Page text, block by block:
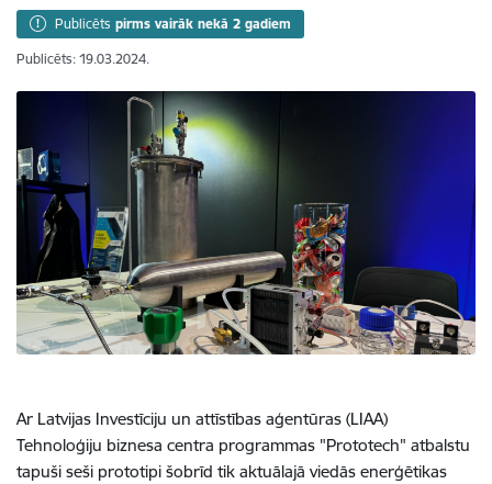
Publicēts pirms vairāk nekā 2 gadiem
Publicēts: 19.03.2024.
Ar Latvijas Investīciju un attīstības aģentūras (LIAA)
Tehnoloģiju biznesa centra programmas "Prototech" atbalstu
tapuši seši prototipi šobrīd tik aktuālajā viedās enerģētikas